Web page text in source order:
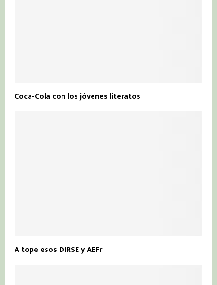
Coca-Cola con los jóvenes literatos
A tope esos DIRSE y AEFr